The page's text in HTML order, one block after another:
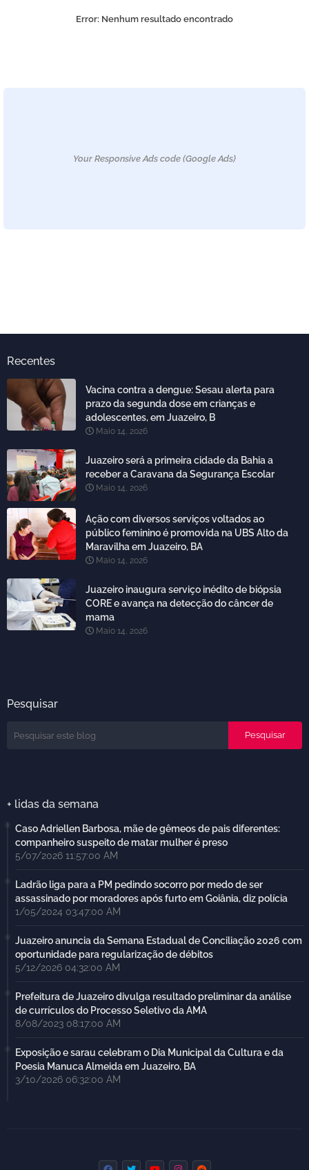
Error: Nenhum resultado encontrado
Your Responsive Ads code (Google Ads)
Recentes
Vacina contra a dengue: Sesau alerta para
prazo da segunda dose em crianças e
adolescentes, em Juazeiro, B
Maio 14, 2026
Juazeiro será a primeira cidade da Bahia a
receber a Caravana da Segurança Escolar
Maio 14, 2026
Ação com diversos serviços voltados ao
público feminino é promovida na UBS Alto da
Maravilha em Juazeiro, BA
Maio 14, 2026
Juazeiro inaugura serviço inédito de biópsia
CORE e avança na detecção do câncer de
mama
Maio 14, 2026
Pesquisar
+ lidas da semana
Caso Adriellen Barbosa, mãe de gêmeos de pais diferentes:
companheiro suspeito de matar mulher é preso
5/07/2026 11:57:00 AM
Ladrão liga para a PM pedindo socorro por medo de ser
assassinado por moradores após furto em Goiânia, diz polícia
1/05/2024 03:47:00 AM
Juazeiro anuncia da Semana Estadual de Conciliação 2026 com
oportunidade para regularização de débitos
5/12/2026 04:32:00 AM
Prefeitura de Juazeiro divulga resultado preliminar da análise
de currículos do Processo Seletivo da AMA
8/08/2023 08:17:00 AM
Exposição e sarau celebram o Dia Municipal da Cultura e da
Poesia Manuca Almeida em Juazeiro, BA
3/10/2026 06:32:00 AM